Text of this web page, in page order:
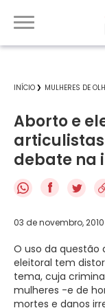
INÍCIO MULHERES DE
Aborto e
debate na
f
03 de novembro, 2010
O uso da questão
eleitoral tem
tema, cuja
mulheres -e de
mortes e danos